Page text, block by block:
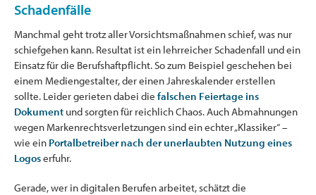
Schadenfälle
Manchmal geht trotz aller Vorsichtsmaßnahmen schief, was nur
schiefgehen kann. Resultat ist ein lehrreicher Schadenfall und ein
Einsatz für die Berufshaftpflicht. So zum Beispiel geschehen bei
einem Mediengestalter, der einen Jahreskalender erstellen
sollte. Leider gerieten dabei die falschen Feiertage ins
Dokument und sorgten für reichlich Chaos. Auch Abmahnungen
wegen Markenrechtsverletzungen sind ein echter „Klassiker“ –
wie ein Portalbetreiber nach der unerlaubten Nutzung eines
Logoserfuhr.
Gerade, wer in digitalen Berufen arbeitet, schätzt die